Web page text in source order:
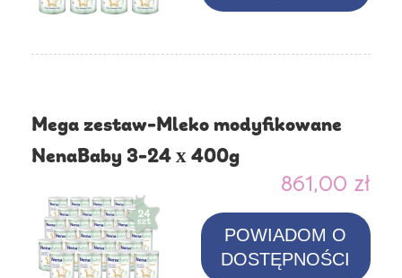
Mega zestaw-Mleko modyfikowane
NenaBaby 3-24 x 400g
861,00 zł
POWIADOM O
DOSTĘPNOŚCI